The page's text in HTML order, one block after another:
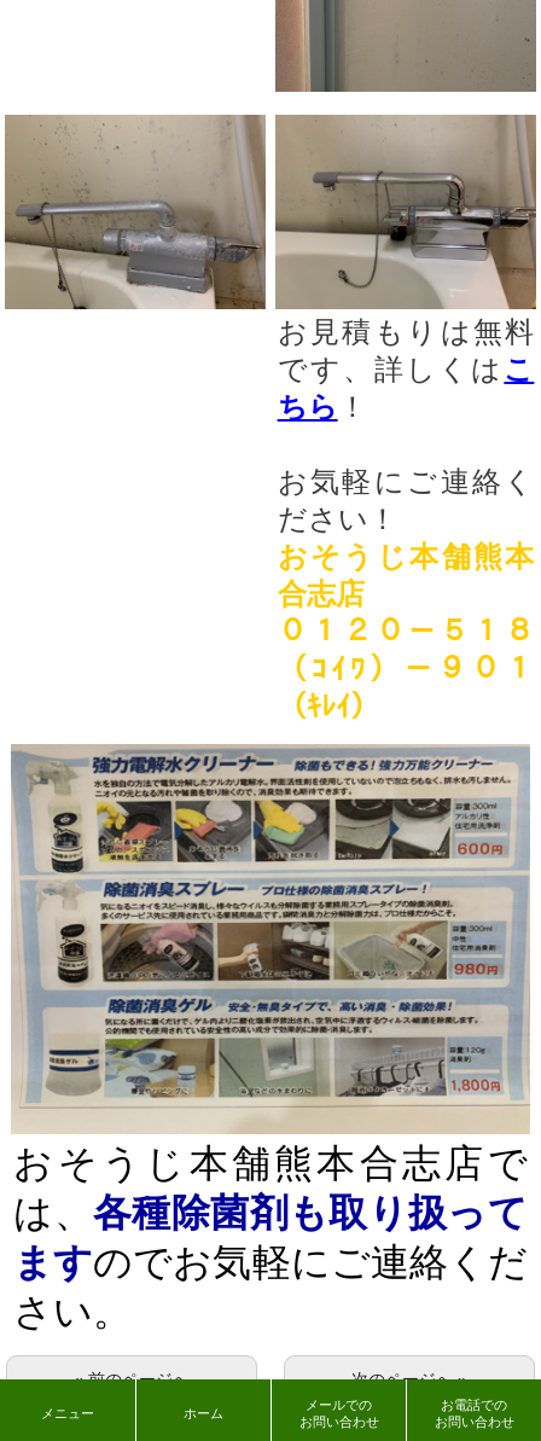
お見積もりは無料
です、 詳しくは こ
ちら ！
お気軽にご連絡く
ださい！
おそうじ本舗熊本
合志店
０１２０－５１８
（ｺｲﾜ）－９０１
（ｷﾚｲ）
おそうじ本舗熊本合志店で
は、 各種除菌剤も取り扱って
ますのでお気軽にご連絡くだ
さい。
次のページへ »
« 前のページへ
メニュー ホーム
メールでの
お問い合わせ
お電話での
お問い合わせ